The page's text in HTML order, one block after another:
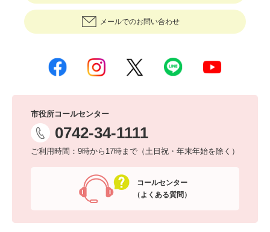
メールでのお問い合わせ
市役所コールセンター
0742-34-1111
ご利用時間：9時から17時まで（土日祝・年末年始を除く）
コールセンター
（よくある質問）